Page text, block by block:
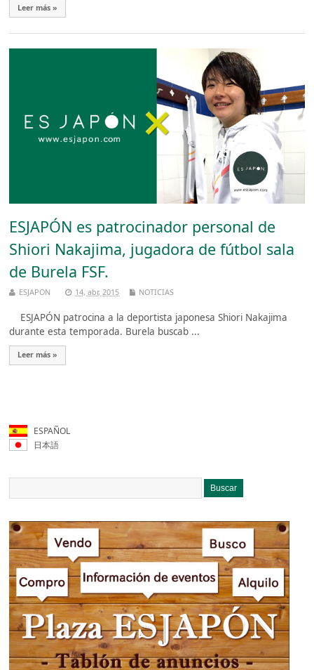
Leer más »
ESJAPÓN es patrocinador personal de
Shiori Nakajima, jugadora de fútbol sala
de Burela FSF.
ESJAPON 14, abr, 2015 NOTICIAS
ESJAPÓN patrocina a la deportista japonesa Shiori Nakajima
durante esta temporada. Burela buscab ...
Leer más »
ESPAÑOL
日本語